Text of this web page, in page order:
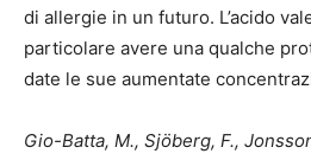
di allergie in un futuro. L’acido
particolare avere una qualche
date le sue aumentate
Gio-Batta, M., Sjöberg, F.,